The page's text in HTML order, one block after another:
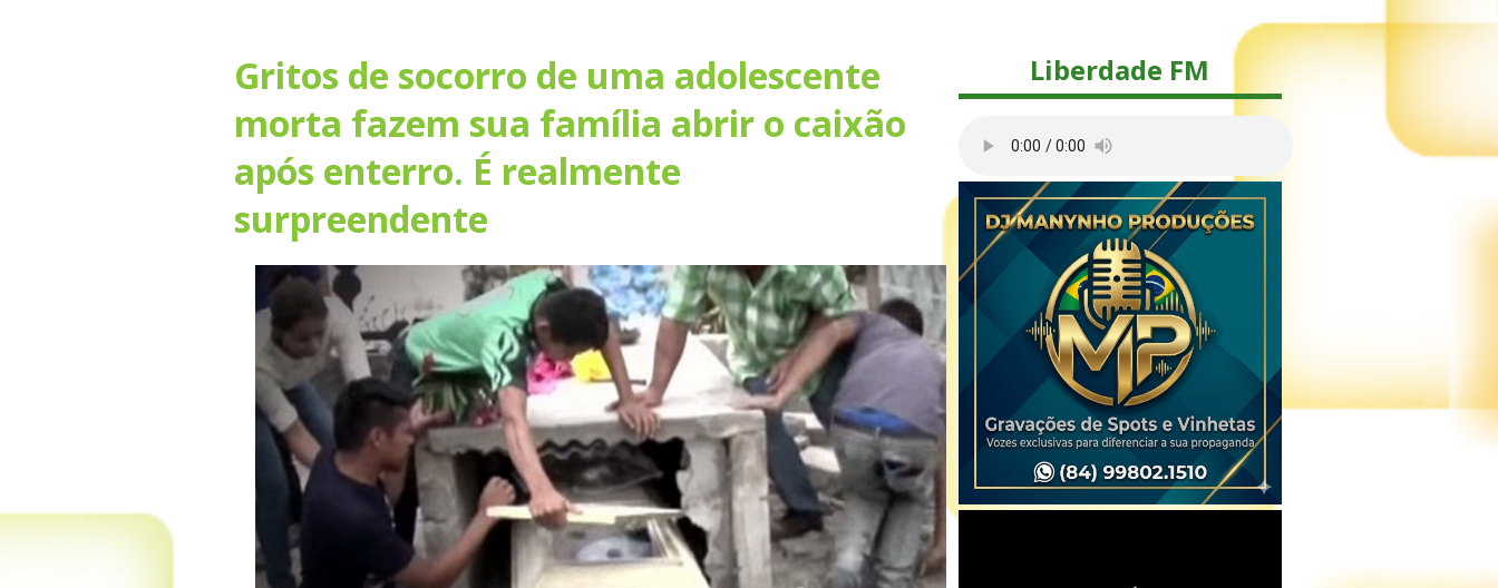
Gritos de socorro de uma adolescente
morta fazem sua família abrir o caixão
após enterro. É realmente
surpreendente
Liberdade FM